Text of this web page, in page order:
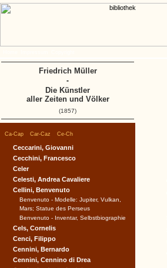
Ca-Cap Car-Caz Ce-Ch
Ceccarini, Giovanni
Cecchini, Francesco
Celer
Celesti, Andrea Cavaliere
Cellini, Benvenuto
Benvenuto - Modelle: Jupiter, Vulkan,
Mars; Statue des Perseus
Benvenuto - Inventar, Selbstbiographie
Cels, Cornelis
Cenci, Filippo
Cennini, Bernardo
Cennini, Cennino di Drea
Friedrich Müller
-
Die Künstler
aller Zeiten und Völker
(1857)